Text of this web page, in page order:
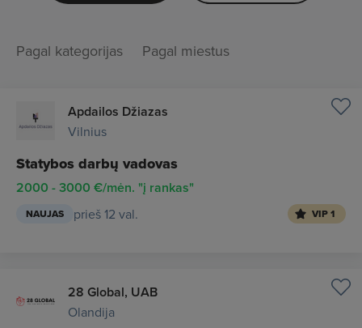
Pagal kategorijas Pagal miestus
Apdailos Džiazas
Vilnius
Statybos darbų vadovas
2000 - 3000 €/mėn. "į rankas"
NAUJAS prieš 12 val. VIP 1
28 Global, UAB
Olandija